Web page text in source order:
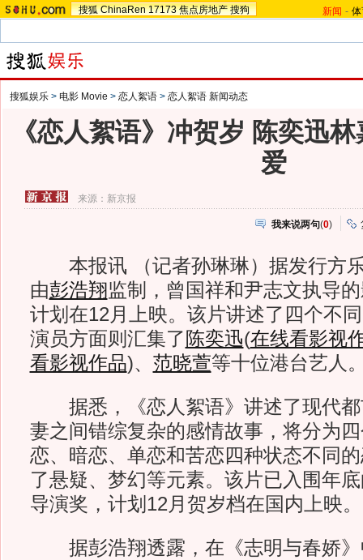
搜狐 ChinaRen 17173 焦点房地产 搜狗 新闻 -
搜狐娱乐 > 电影 Movie > 恋人絮语 > 恋人絮语 新闻动态
《恋人絮语》冲贺岁 陈奕迅
爱
来源： 新京报
我来说两句(0)
本报讯 （记者孙琳琳）据发行方
由彭浩翔监制，曾国祥和尹志文执导
计划在12月上映。该片讲述了四个不
演员方面则汇集了 陈奕迅(在线看影视
看影视作品)、 范晓萱等十位港台艺人
据悉，《恋人絮语》讲述了现代都
妻之间错综复杂的感情故事，将分为
恋、暗恋、单恋和苦恋四种状态不同
了悬疑、梦幻等元素。该片已入围年
导演奖，计划12月贺岁档在国内上映。
据彭浩翔透露，在《志明与春娇》